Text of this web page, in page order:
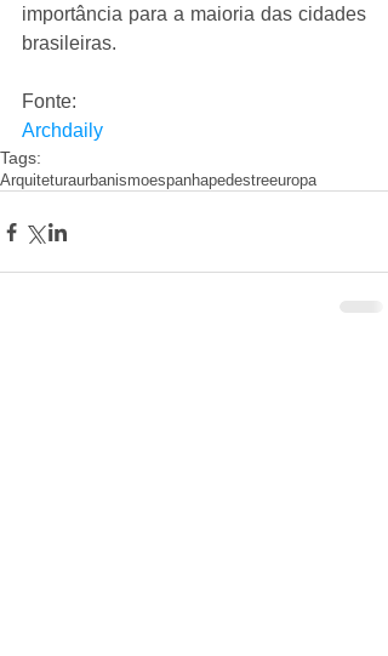
importância para a maioria das cidades
brasileiras.
Fonte:
Archdaily
Tags:
Arquiteturaurbanismoespanhapedestreeuropa